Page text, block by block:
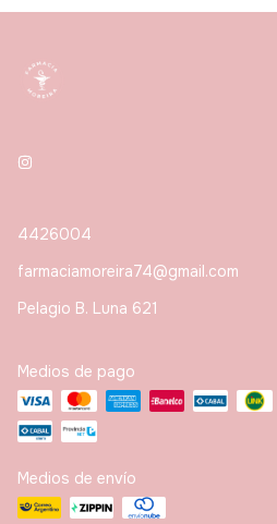
4426004
farmaciamoreira74@gmail.com
Pelagio B. Luna 621
Medios de pago
Medios de envío